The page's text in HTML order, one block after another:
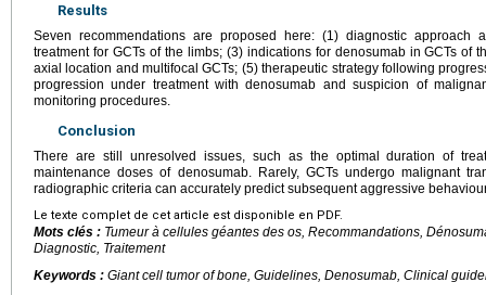
Results
Seven recommendations are proposed here: (1) diagnostic approach
treatment for GCTs of the limbs; (3) indications for denosumab in GCTs of
axial location and multifocal GCTs; (5) therapeutic strategy following
progression under treatment with denosumab and suspicion of
monitoring procedures.
Conclusion
There are still unresolved issues, such as the optimal duration of
maintenance doses of denosumab. Rarely, GCTs undergo malignant
radiographic criteria can accurately predict subsequent aggressive
Le texte complet de cet article est disponible en PDF.
Mots clés : Tumeur à cellules géantes des os, Recommandations,
Diagnostic, Traitement
Keywords : Giant cell tumor of bone, Guidelines, Denosumab, Clinical